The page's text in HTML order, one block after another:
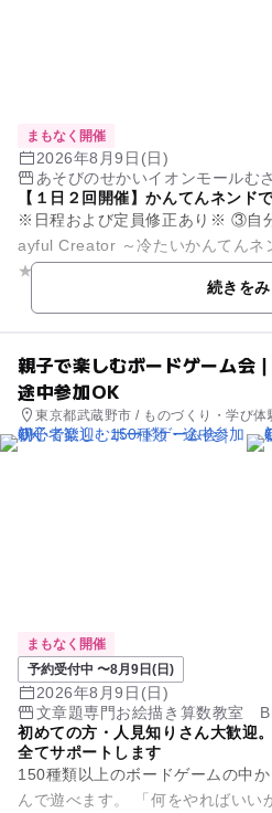
まもなく開催
2026年8月9日(日)
あそびのせかいイオンモールむ
【１日２回開催】かんてんネンド
※日程および定員修正あり※ ③自
ayful Creator ～冷たいかんてんネ
★開催日：7/25(土)、8/9(日) ※8/2
続きを
親子で楽しむボードゲーム会
途中参加OK
東京都武蔵野市 / ものづくり・学び体
ト
まもなく開催
予約受付中 〜8月9日(日)
2026年8月9日(日)
文章題専門お絵描き算数教室
初めての方・人見知りさん大歓迎
全てサポートします
150種類以上のボードゲームの中
んで遊べます。 「何をやればいいかわからない」という方に